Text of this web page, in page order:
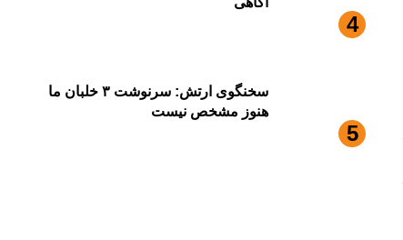
سخنگوی ارتش: سرنوشت ۳ خلبان ما
هنوز مشخص نیست